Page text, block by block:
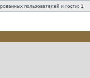
пользователей и гости: 1